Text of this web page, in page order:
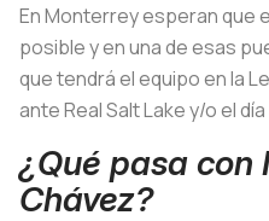
En Monterrey esperan que
posible y en una de esas
que tendrá el equipo en la
ante Real Salt Lake y/o el
¿Qué pasa con
Chávez?